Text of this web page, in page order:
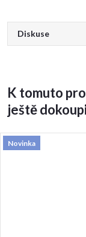
Diskuse
K tomuto
ještě
Novinka